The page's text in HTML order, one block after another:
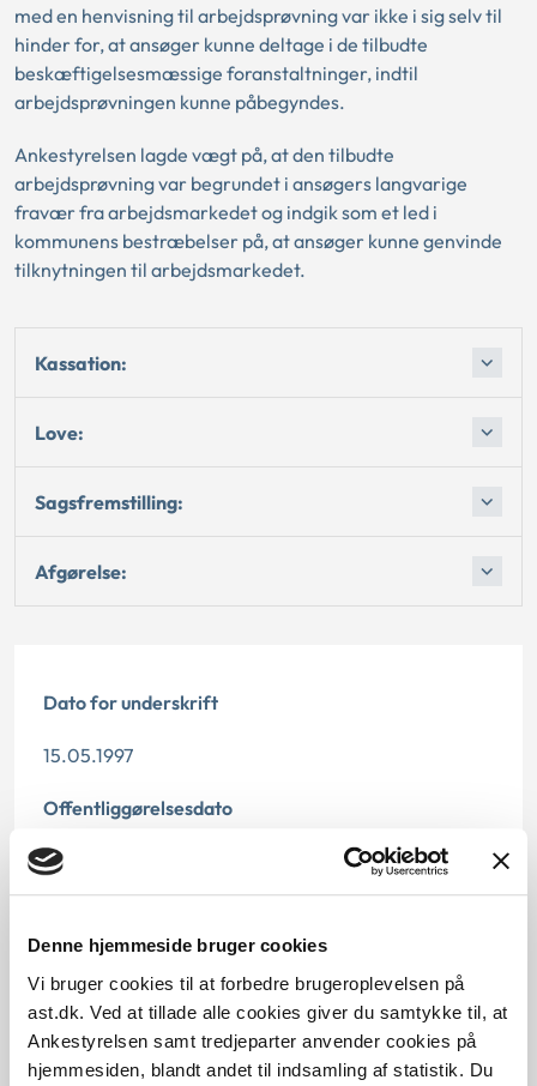
Denne hjemmeside bruger cookies
Vi bruger cookies til at forbedre brugeroplevelsen på
ast.dk. Ved at tillade alle cookies giver du samtykke til, at
Ankestyrelsen samt tredjeparter anvender cookies på
hjemmesiden, blandt andet til indsamling af statistik. Du
med en henvisning til arbejdsprøvning var ikke i sig selv til
hinder for, at ansøger kunne deltage i de tilbudte
beskæftigelsesmæssige foranstaltninger, indtil
arbejdsprøvningen kunne påbegyndes.
Ankestyrelsen lagde vægt på, at den tilbudte
arbejdsprøvning var begrundet i ansøgers langvarige
fravær fra arbejdsmarkedet og indgik som et led i
kommunens bestræbelser på, at ansøger kunne genvinde
tilknytningen til arbejdsmarkedet.
Kassation:
Love:
Sagsfremstilling:
Afgørelse:
Dato for underskrift
15.05.1997
Offentliggørelsesdato
12.07.2013
Journalnummer
200625-96